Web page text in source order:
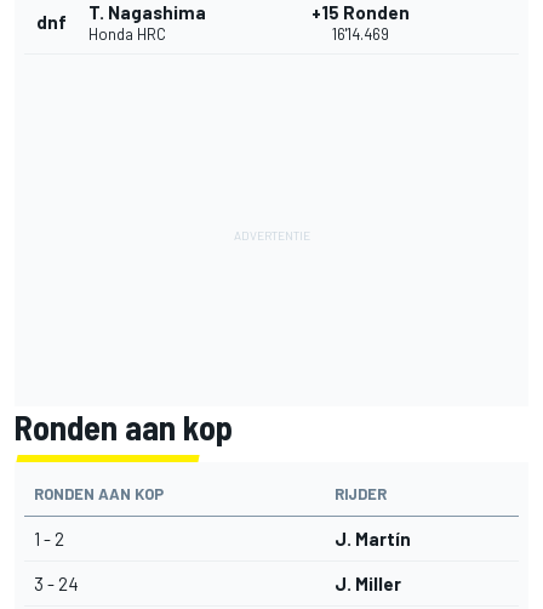
dnf T. Nagashima
Honda HRC
+15 Ronden
16'14.469
Ronden aan kop
RONDEN AAN KOP RIJDER
1 - 2 J. Martín
3 - 24 J. Miller